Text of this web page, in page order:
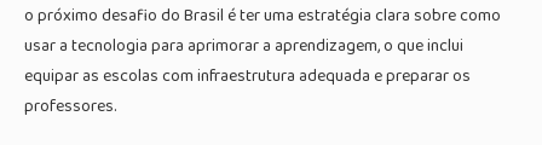
o próximo desafio do Brasil é ter uma estratégia clara sobre como
usar a tecnologia para aprimorar a aprendizagem, o que inclui
equipar as escolas com infraestrutura adequada e preparar os
professores.